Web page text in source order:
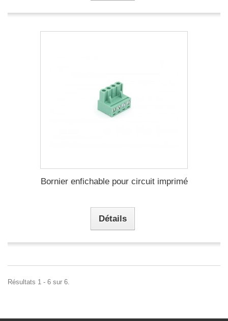
Bornier enfichable pour circuit imprimé
Détails
Résultats 1 - 6 sur 6.